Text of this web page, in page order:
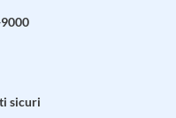
sicuri